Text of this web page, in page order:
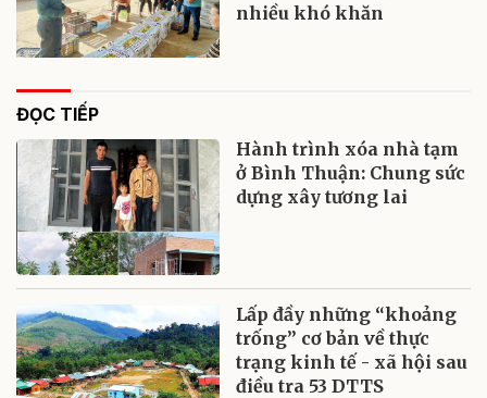
nhiều khó khăn
ĐỌC TIẾP
Hành trình xóa nhà tạm
ở Bình Thuận: Chung sức
dựng xây tương lai
Lấp đầy những “khoảng
trống” cơ bản về thực
trạng kinh tế - xã hội sau
điều tra 53 DTTS